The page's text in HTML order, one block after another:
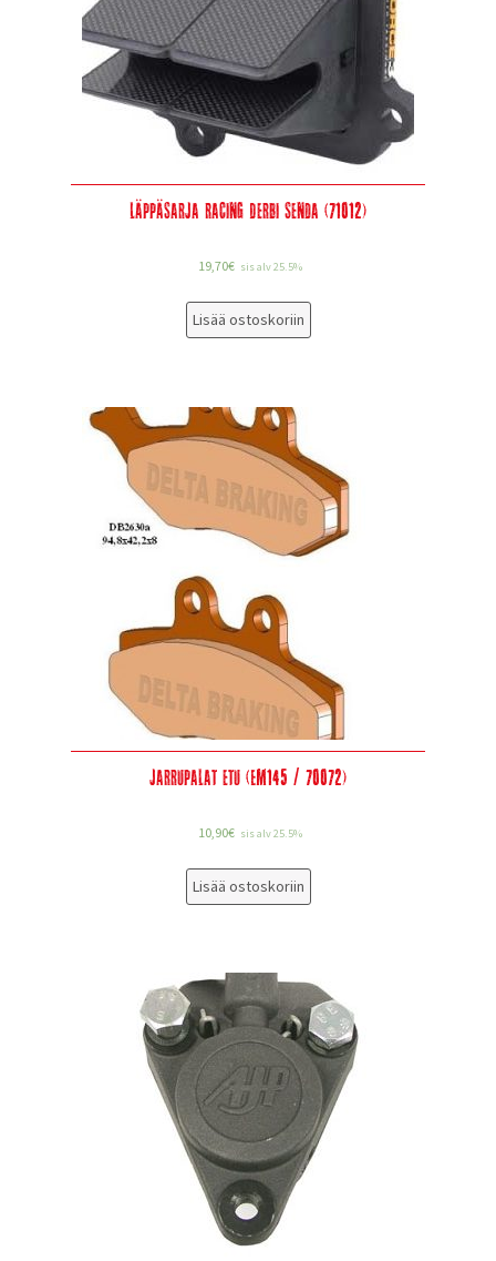
Läppäsarja Racing Derbi Senda (71012)
19,70€ sis alv 25.5%
Lisää ostoskoriin
Jarrupalat etu (EM145 / 70072)
10,90€ sis alv 25.5%
Lisää ostoskoriin